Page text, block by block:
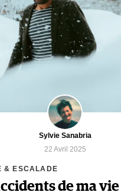
Sylvie Sanabria
22 Avril 2025
& ESCALADE
de ma